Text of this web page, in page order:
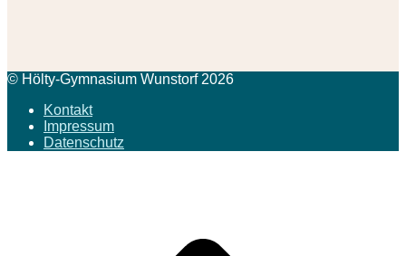
© Hölty-Gymnasium Wunstorf 2026
Kontakt
Impressum
Datenschutz